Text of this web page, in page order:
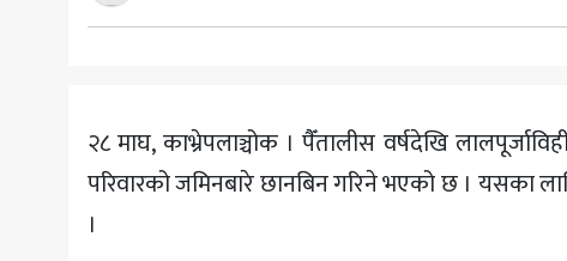
२८ माघ, काभ्रेपलाञ्चोक । पैँतालीस वर्षदेखि
परिवारको जमिनबारे छानबिन गरिने भएको छ । यसका
।